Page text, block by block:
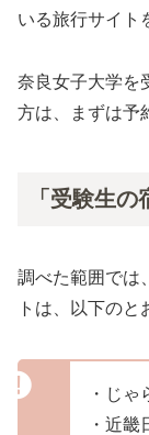
いる旅行サイト
奈良女子大学を
方は、まずは予
「受験生
調べた範囲では
トは、以下のと
・じゃ
・近畿